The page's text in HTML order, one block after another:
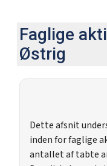
Faglige
Østrig
Dette afsnit
inden for faglige
antallet af tabte